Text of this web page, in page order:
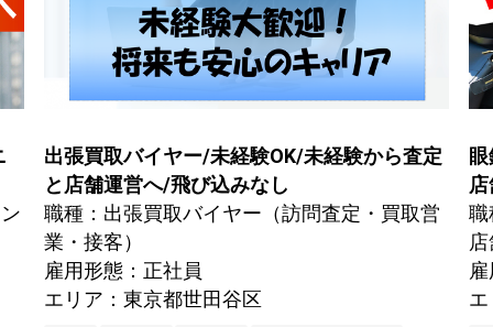
出張買取バイヤー/未経験OK/未経験から査定
と店舗運営へ/飛び込みなし
職種：出張買取バイヤー（訪問査定・買取営
業・接客）
雇用形態：正社員
エリア：東京都世田谷区
職